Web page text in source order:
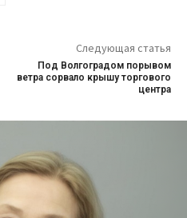
Следующая статья
Под Волгоградом порывом
ветра сорвало крышу торгового
центра